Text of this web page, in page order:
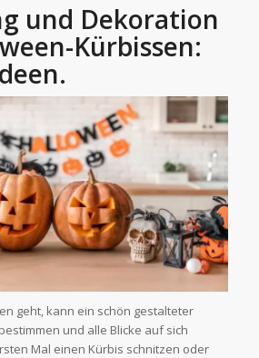
und Dekoration
Kürbissen:
geht, kann ein schön gestalteter
und alle Blicke auf sich
Mal einen Kürbis schnitzen oder